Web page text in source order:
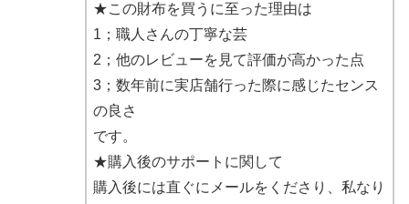
★この財布を買うに至った理由は
1；職人さんの丁寧な芸
2；他のレビューを見て評価が高かった点
3；数年前に実店舗行った際に感じたセンス
の良さ
です。
★購入後のサポートに関して
購入後には直ぐにメールをくださり、私なり